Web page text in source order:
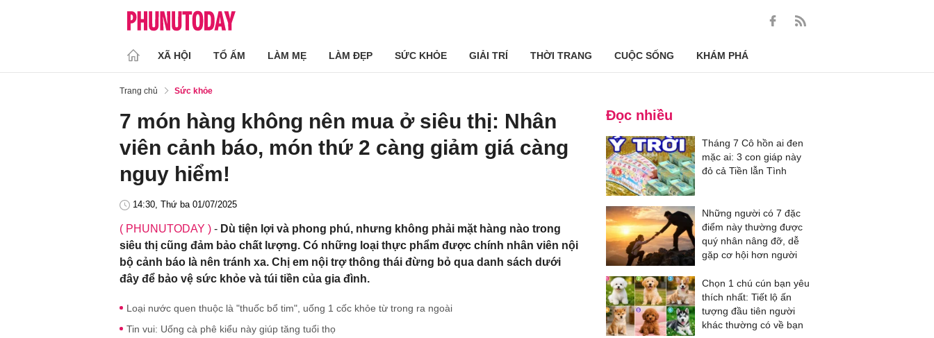
XÃ HỘI TỔ ẤM LÀM MẸ LÀM ĐẸP SỨC KHỎE GIẢI TRÍ THỜI TRANG CUỘC SỐNG KHÁM PHÁ
Trang chủ Sức khỏe
7 món hàng không nên mua ở siêu thị: Nhân
viên cảnh báo, món thứ 2 càng giảm giá càng
nguy hiểm!
14:30, Thứ ba 01/07/2025
( PHUNUTODAY ) - Dù tiện lợi và phong phú, nhưng không phải mặt hàng nào trong
siêu thị cũng đảm bảo chất lượng. Có những loại thực phẩm được chính nhân viên nội
bộ cảnh báo là nên tránh xa. Chị em nội trợ thông thái đừng bỏ qua danh sách dưới
đây để bảo vệ sức khỏe và túi tiền của gia đình.
Loại nước quen thuộc là "thuốc bổ tim", uống 1 cốc khỏe từ trong ra ngoài
Tin vui: Uống cà phê kiểu này giúp tăng tuổi thọ
Đọc nhiều
Tháng 7 Cô hồn ai đen
mặc ai: 3 con giáp này
đỏ cả Tiền lẫn Tình
Những người có 7 đặc
điểm này thường được
quý nhân nâng đỡ, dễ
gặp cơ hội hơn người
Chọn 1 chú cún bạn yêu
thích nhất: Tiết lộ ấn
tượng đầu tiên người
khác thường có về bạn